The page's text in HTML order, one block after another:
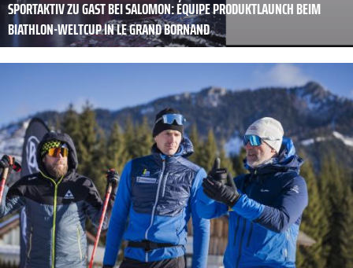
SPORTAKTIV ZU GAST BEI SALOMON: ÉQUIPE PRODUKTLAUNCH BEIM
BIATHLON-WELTCUP IN LE GRAND BORNAND